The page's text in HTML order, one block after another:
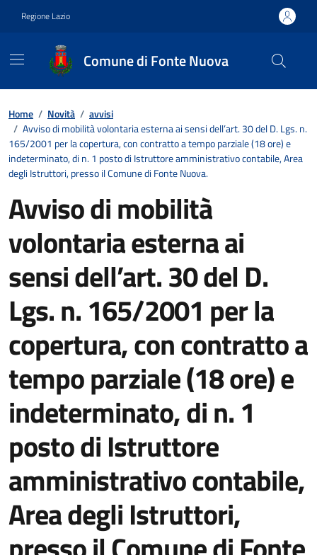
Regione Lazio
Comune di Fonte Nuova
Contenuti in evidenza
Home / Novità / avvisi
/ Avviso di mobilità volontaria esterna ai sensi dell’art. 30 del D. Lgs. n.
165/2001 per la copertura, con contratto a tempo parziale (18 ore) e
indeterminato, di n. 1 posto di Istruttore amministrativo contabile, Area
degli Istruttori, presso il Comune di Fonte Nuova.
Avviso di mobilità
volontaria esterna ai
sensi dell’art. 30 del D.
Lgs. n. 165/2001 per la
copertura, con contratto a
tempo parziale (18 ore) e
indeterminato, di n. 1
posto di Istruttore
amministrativo contabile,
Area degli Istruttori,